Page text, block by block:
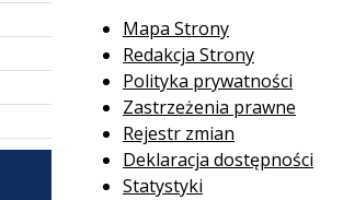
Mapa Strony
Redakcja Strony
Polityka prywatności
Zastrzeżenia prawne
Rejestr zmian
Deklaracja dostępności
Statystyki